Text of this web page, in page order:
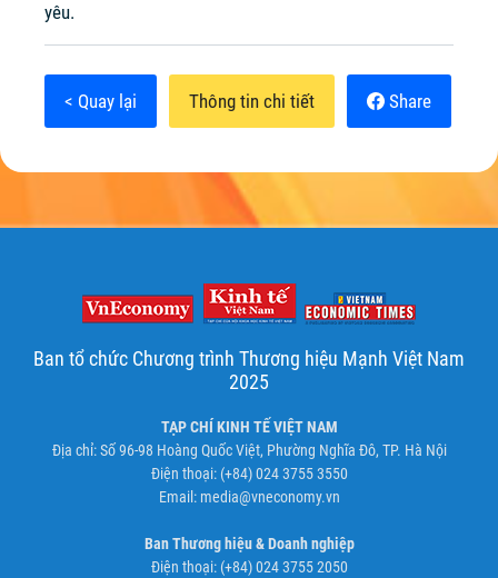
yêu.
< Quay lại Thông tin chi tiết Share
Ban tổ chức Chương trình Thương hiệu Mạnh Việt Nam
2025
TẠP CHÍ KINH TẾ VIỆT NAM
Địa chỉ: Số 96-98 Hoàng Quốc Việt, Phường Nghĩa Đô, TP. Hà Nội
Điện thoại: (+84) 024 3755 3550
Email: media@vneconomy.vn
Ban Thương hiệu & Doanh nghiệp
Điện thoại: (+84) 024 3755 2050